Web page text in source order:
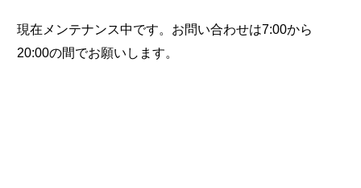
現在メンテナンス中です。お問い合わせは7:00から
20:00の間でお願いします。